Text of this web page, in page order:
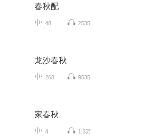
春秋配
48 2535
龙沙春秋
268 9535
家春秋
4 1.3万